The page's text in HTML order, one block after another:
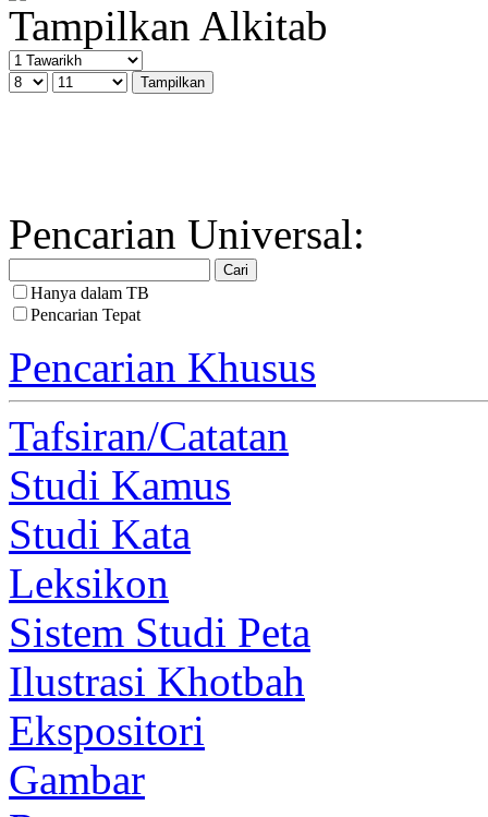
Tampilkan Alkitab
Pencarian Universal:
Hanya dalam TB
Pencarian Tepat
Pencarian Khusus
Tafsiran/Catatan
Studi Kamus
Studi Kata
Leksikon
Sistem Studi Peta
Ilustrasi Khotbah
Ekspositori
Gambar